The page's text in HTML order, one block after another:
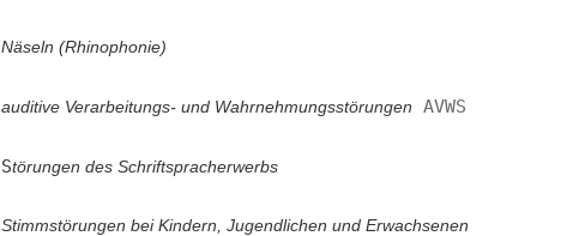
Näseln (Rhinophonie)
auditive Verarbeitungs- und Wahrnehmungsstörungen AVWS
Störungen des Schriftspracherwerbs
Stimmstörungen bei Kindern, Jugendlichen und Erwachsenen